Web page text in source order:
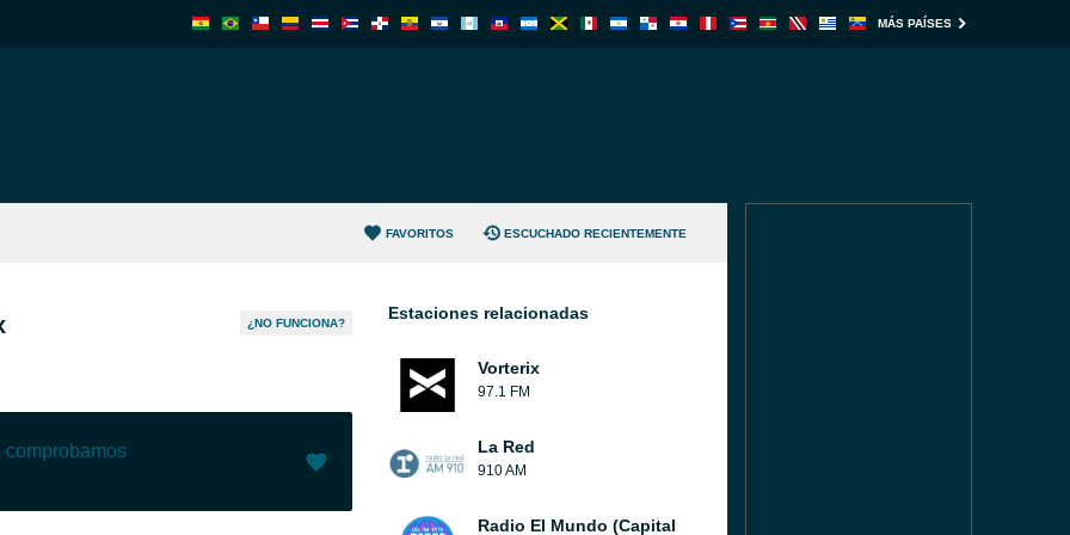
MÁS PAÍSES
FAVORITOS ESCUCHADO RECIENTEMENTE
¿NO FUNCIONA?
comprobamos
Estaciones relacionadas
Vorterix
97.1 FM
La Red
910 AM
Radio El Mundo (Capital